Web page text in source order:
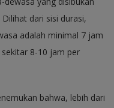
dari sisi durasi,
adalah minimal 7 jam
8-10 jam per
bahwa, lebih dari